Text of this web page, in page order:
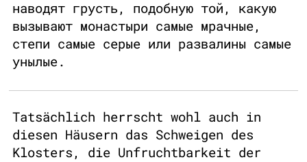
наводят грусть, подобную той, какую
вызывают монастыри самые мрачные,
степи самые серые или развалины самые
унылые.
Tatsächlich herrscht wohl auch in
diesen Häusern das Schweigen des
Klosters, die Unfruchtbarkeit der